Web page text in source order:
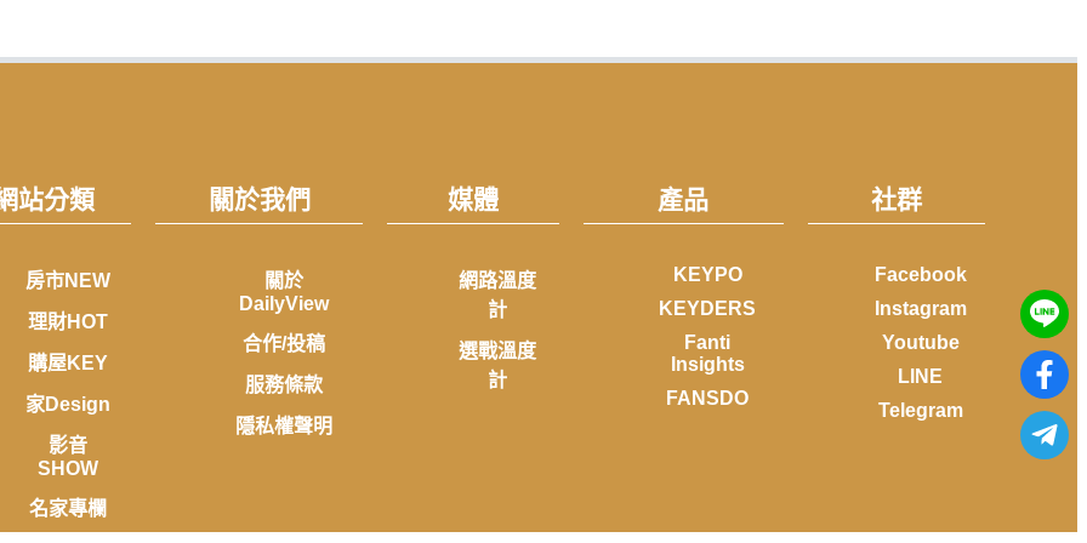
站分類
房市NEW
理財HOT
購屋KEY
家Design
影音
SHOW
名家專欄
關於我們
關於
DailyView
合作/投稿
服務條款
隱私權聲明
媒體
網路溫度
計
選戰溫度
計
產品
KEYPO
KEYDERS
Fanti
Insights
FANSDO
社群
Facebook
Instagram
Youtube
LINE
Telegram